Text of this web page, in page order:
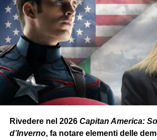
Rivedere nel 2026 Capitan America:
d’Inverno, fa notare elementi delle